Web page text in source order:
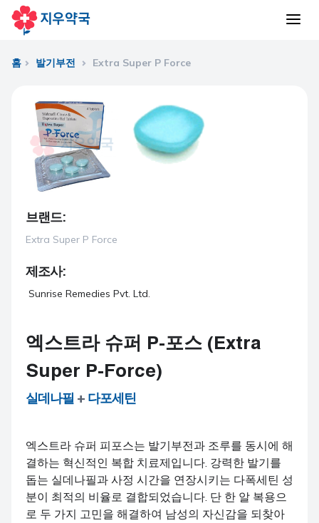
홈 발기부전 Extra Super P Force
브랜드:
Extra Super P Force
제조사:
Sunrise Remedies Pvt. Ltd.
엑스트라 슈퍼 P-포스 (Extra
Super P-Force)
실데나필 + 다포세틴
엑스트라 슈퍼 피포스는 발기부전과 조루를 동시에 해
결하는 혁신적인 복합 치료제입니다. 강력한 발기를
돕는 실데나필과 사정 시간을 연장시키는 다폭세틴 성
분이 최적의 비율로 결합되었습니다. 단 한 알 복용으
로 두 가지 고민을 해결하여 남성의 자신감을 되찾아